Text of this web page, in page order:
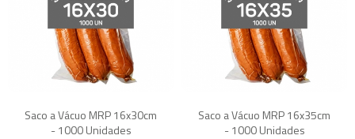
Saco a Vácuo MRP 16x30cm
- 1000 Unidades
Saco a Vácuo MRP 16x35cm
- 1000 Unidades